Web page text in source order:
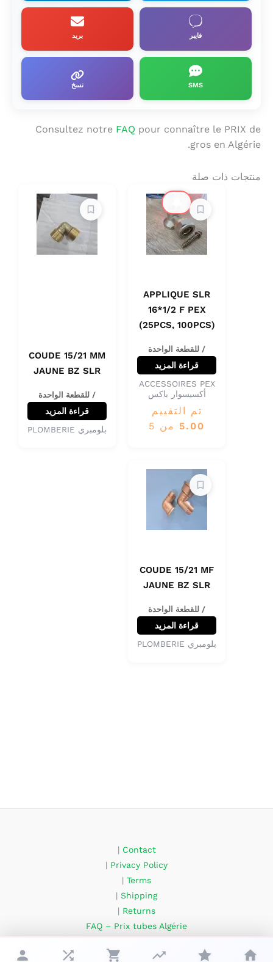
فايبر بريد
SMS نسخ
Consultez notre FAQ pour connaître le PRIX de
gros en Algérie.
منتجات ذات صلة
APPLIQUE SLR
16*1/2 F PEX
(25PCS, 100PCS)
/ للقطعة الواحدة
قراءة المزيد
ACCESSOIRES PEX
أكسيسوار باكس
تم التقييم
5.00 من 5
COUDE 15/21 MM
JAUNE BZ SLR
/ للقطعة الواحدة
قراءة المزيد
بلومبري PLOMBERIE
COUDE 15/21 MF
JAUNE BZ SLR
/ للقطعة الواحدة
قراءة المزيد
بلومبري PLOMBERIE
Contact
|
Privacy Policy
|
Terms
|
Shipping
|
Returns
|
FAQ – Prix tubes Algérie